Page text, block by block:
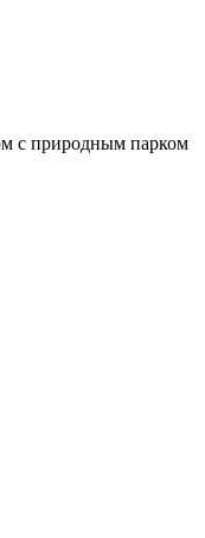
с природным парком